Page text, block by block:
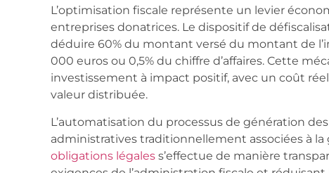
L’optimisation fiscale représente un levier
entreprises donatrices. Le dispositif de
déduire 60% du montant versé du montant de
000 euros ou 0,5% du chiffre d’affaires. Cette
investissement à impact positif, avec un coût
valeur distribuée.
L’automatisation du processus de génération
administratives traditionnellement associées à la
obligations légales s’effectue de manière